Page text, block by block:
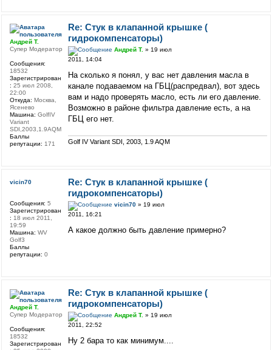
Re: Стук в клапанной крышке (
гидрокомпенсаторы)
Андрей Т.» 19 июл
2011, 14:04
На сколько я понял, у вас нет давления масла в
канале подаваемом на ГБЦ(распредвал), вот здесь
вам и надо проверять масло, есть ли его давление.
Возможно в районе фильтра давление есть, а на
ГБЦ его нет.
Golf IV Variant SDI, 2003, 1.9 AQM
Андрей Т.
Супер Модератор
Сообщения:
18532
Зарегистрирован
: 25 июл 2008,
22:00
Откуда: Москва,
Ясенево
Машина: GolfIV
Variant
SDI,2003,1.9AQM
Баллы
репутации: 171
Re: Стук в клапанной крышке (
гидрокомпенсаторы)
vicin70» 19 июл
2011, 16:21
А какое должно быть давление примерно?
vicin70
Сообщения: 5
Зарегистрирован
: 18 июл 2011,
19:59
Машина: WV
Golf3
Баллы
репутации: 0
Re: Стук в клапанной крышке (
гидрокомпенсаторы)
Андрей Т. » 19 июл
2011, 22:52
Ну 2 бара то как минимум....
Андрей Т.
Супер Модератор
Сообщения:
18532
Зарегистрирован